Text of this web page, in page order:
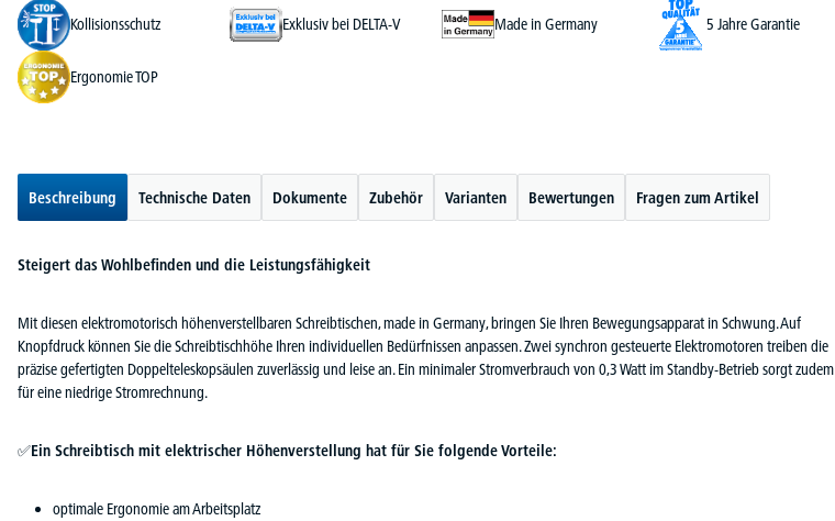
Kollisionsschutz Exklusiv bei DELTA-V Made in Germany 5 Jahre Garantie
Ergonomie TOP
Beschreibung Technische Daten Dokumente Zubehör Varianten Bewertungen Fragen zum Artikel
Steigert das Wohlbefinden und die Leistungsfähigkeit
Mit diesen elektromotorisch höhenverstellbaren Schreibtischen, made in Germany, bringen Sie Ihren Bewegungsapparat in Schwung. Auf
Knopfdruck können Sie die Schreibtischhöhe Ihren individuellen Bedürfnissen anpassen. Zwei synchron gesteuerte Elektromotoren treiben die
präzise gefertigten Doppelteleskopsäulen zuverlässig und leise an. Ein minimaler Stromverbrauch von 0,3 Watt im Standby-Betrieb sorgt zudem
für eine niedrige Stromrechnung.
✅Ein Schreibtisch mit elektrischer Höhenverstellung hat für Sie folgende Vorteile:
optimale Ergonomie am Arbeitsplatz